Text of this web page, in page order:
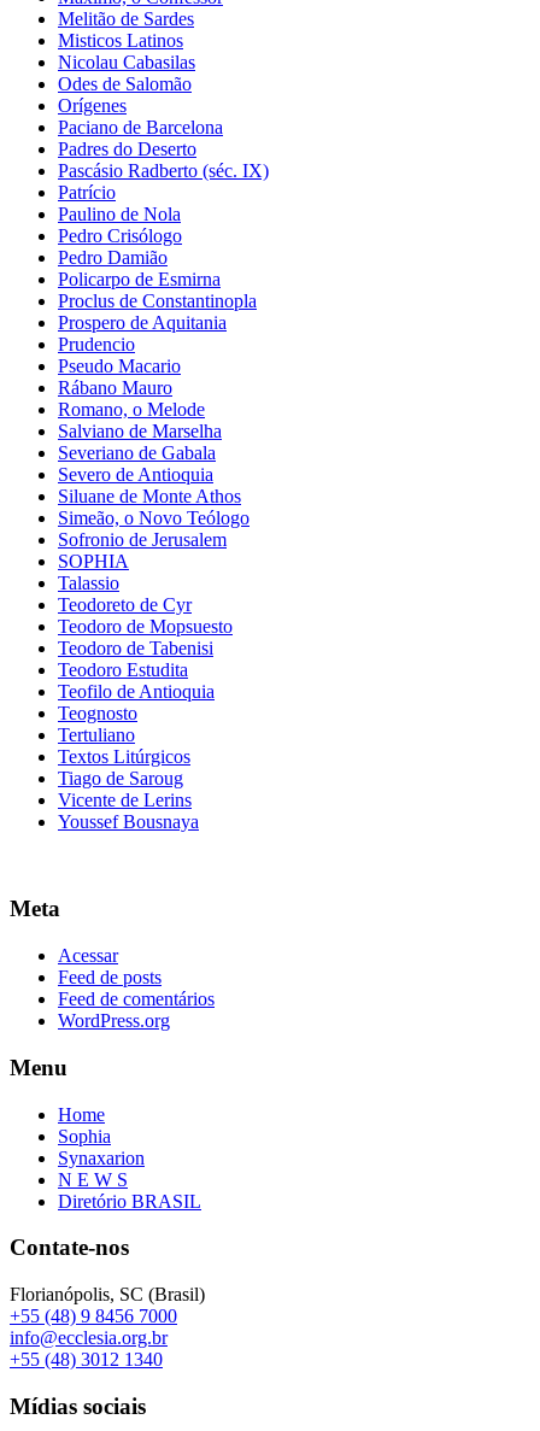
Melitão de Sardes
Misticos Latinos
Nicolau Cabasilas
Odes de Salomão
Orígenes
Paciano de Barcelona
Padres do Deserto
Pascásio Radberto (séc. IX)
Patrício
Paulino de Nola
Pedro Crisólogo
Pedro Damião
Policarpo de Esmirna
Proclus de Constantinopla
Prospero de Aquitania
Prudencio
Pseudo Macario
Rábano Mauro
Romano, o Melode
Salviano de Marselha
Severiano de Gabala
Severo de Antioquia
Siluane de Monte Athos
Simeão, o Novo Teólogo
Sofronio de Jerusalem
SOPHIA
Talassio
Teodoreto de Cyr
Teodoro de Mopsuesto
Teodoro de Tabenisi
Teodoro Estudita
Teofilo de Antioquia
Teognosto
Tertuliano
Textos Litúrgicos
Tiago de Saroug
Vicente de Lerins
Youssef Bousnaya
Meta
Acessar
Feed de posts
Feed de comentários
WordPress.org
Menu
Home
Sophia
Synaxarion
N E W S
Diretório BRASIL
Contate-nos
Florianópolis, SC (Brasil)
+55 (48) 9 8456 7000
info@ecclesia.org.br
+55 (48) 3012 1340
Mídias sociais